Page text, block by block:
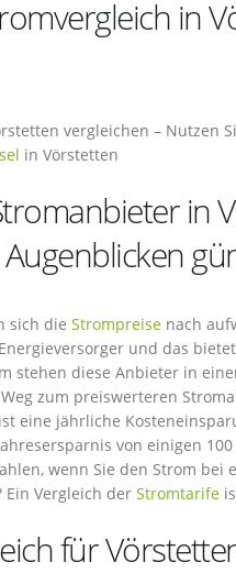
in
vergleichen – Nutzen
in Vörstetten
in
sich die Strompreise nach
und das
stehen diese Anbieter in
zum preiswerteren
eine jährliche
von einigen
wenn Sie den Strom
Ein Vergleich der Stromtarife
für